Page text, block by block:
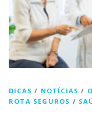
DICAS / NOTÍCIAS /
ROTA SEGUROS /